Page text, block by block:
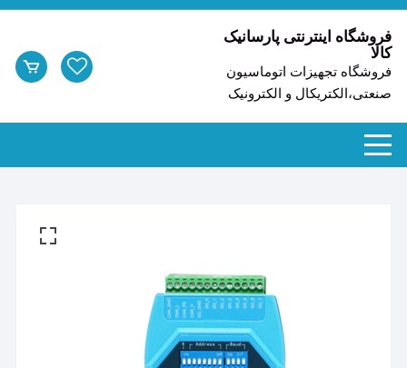
رد
شدن
محتوا
فروشگاه اینترنتی پارسانیک
کالا
فروشگاه تجهیزات اتوماسیون
صنعتی،الکتریکال و الکترونیک